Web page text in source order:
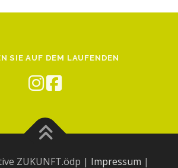
SIE AUF DEM LAUFENDEN
ZUKUNFT.ödp | Impressum |